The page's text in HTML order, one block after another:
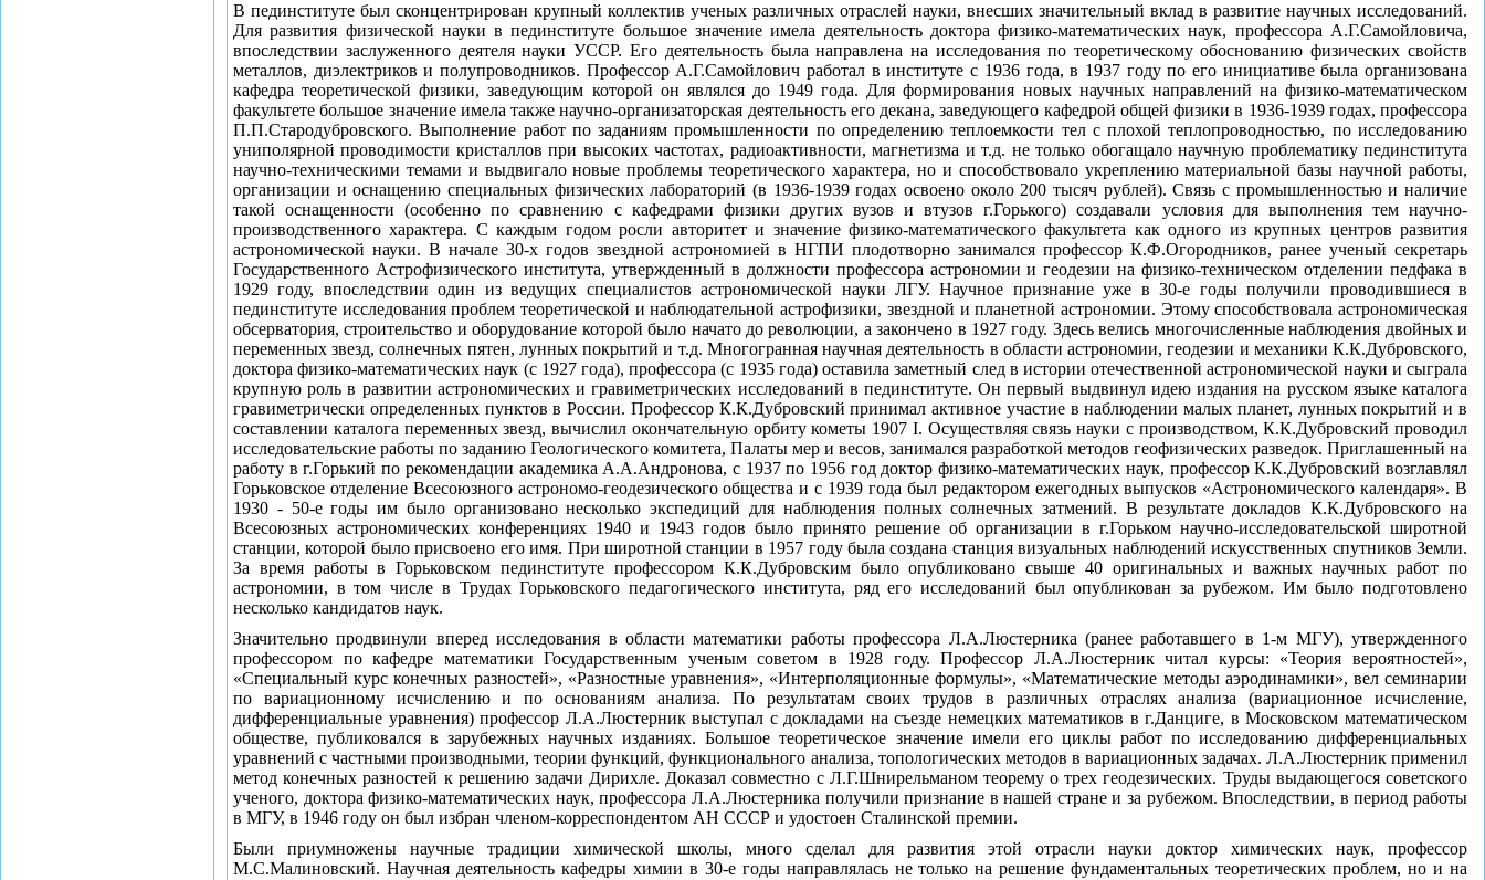
В пединституте был сконцентрирован крупный коллектив ученых различных отраслей науки, внесших значительный вклад в развитие научных исследований.
Для развития физической науки в пединституте большое значение имела деятельность доктора физико-математических наук, профессора А.Г.Самойловича,
впоследствии заслуженного деятеля науки УССР. Его деятельность была направлена на исследования по теоретическому обоснованию физических свойств
металлов, диэлектриков и полупроводников. Профессор А.Г.Самойлович работал в институте с 1936 года, в 1937 году по его инициативе была организована
кафедра теоретической физики, заведующим которой он являлся до 1949 года. Для формирования новых научных направлений на физико-математическом
факультете большое значение имела также научно-организаторская деятельность его декана, заведующего кафедрой общей физики в 1936-1939 годах, профессора
П.П.Стародубровского. Выполнение работ по заданиям промышленности по определению теплоемкости тел с плохой теплопроводностью, по исследованию
униполярной проводимости кристаллов при высоких частотах, радиоактивности, магнетизма и т.д. не только обогащало научную проблематику пединститута
научно-техническими темами и выдвигало новые проблемы теоретического характера, но и способствовало укреплению материальной базы научной работы,
организации и оснащению специальных физических лабораторий (в 1936-1939 годах освоено около 200 тысяч рублей). Связь с промышленностью и наличие
такой оснащенности (особенно по сравнению с кафедрами физики других вузов и втузов г.Горького) создавали условия для выполнения тем научно-
производственного характера. С каждым годом росли авторитет и значение физико-математического факультета как одного из крупных центров развития
астрономической науки. В начале 30-х годов звездной астрономией в НГПИ плодотворно занимался профессор К.Ф.Огородников, ранее ученый секретарь
Государственного Астрофизического института, утвержденный в должности профессора астрономии и геодезии на физико-техническом отделении педфака в
1929 году, впоследствии один из ведущих специалистов астрономической науки ЛГУ. Научное признание уже в 30-е годы получили проводившиеся в
пединституте исследования проблем теоретической и наблюдательной астрофизики, звездной и планетной астрономии. Этому способствовала астрономическая
обсерватория, строительство и оборудование которой было начато до революции, а закончено в 1927 году. Здесь велись многочисленные наблюдения двойных и
переменных звезд, солнечных пятен, лунных покрытий и т.д. Многогранная научная деятельность в области астрономии, геодезии и механики К.К.Дубровского,
доктора физико-математических наук (с 1927 года), профессора (с 1935 года) оставила заметный след в истории отечественной астрономической науки и сыграла
крупную роль в развитии астрономических и гравиметрических исследований в пединституте. Он первый выдвинул идею издания на русском языке каталога
гравиметрически определенных пунктов в России. Профессор К.К.Дубровский принимал активное участие в наблюдении малых планет, лунных покрытий и в
составлении каталога переменных звезд, вычислил окончательную орбиту кометы 1907 I. Осуществляя связь науки с производством, К.К.Дубровский проводил
исследовательские работы по заданию Геологического комитета, Палаты мер и весов, занимался разработкой методов геофизических разведок. Приглашенный на
работу в г.Горький по рекомендации академика А.А.Андронова, с 1937 по 1956 год доктор физико-математических наук, профессор К.К.Дубровский возглавлял
Горьковское отделение Всесоюзного астрономо-геодезического общества и с 1939 года был редактором ежегодных выпусков «Астрономического календаря». В
1930 - 50-е годы им было организовано несколько экспедиций для наблюдения полных солнечных затмений. В результате докладов К.К.Дубровского на
Всесоюзных астрономических конференциях 1940 и 1943 годов было принято решение об организации в г.Горьком научно-исследовательской широтной
станции, которой было присвоено его имя. При широтной станции в 1957 году была создана станция визуальных наблюдений искусственных спутников Земли.
За время работы в Горьковском пединституте профессором К.К.Дубровским было опубликовано свыше 40 оригинальных и важных научных работ по
астрономии, в том числе в Трудах Горьковского педагогического института, ряд его исследований был опубликован за рубежом. Им было подготовлено
несколько кандидатов наук.
Значительно продвинули вперед исследования в области математики работы профессора Л.А.Люстерника (ранее работавшего в 1-м МГУ), утвержденного
профессором по кафедре математики Государственным ученым советом в 1928 году. Профессор Л.А.Люстерник читал курсы: «Теория вероятностей»,
«Специальный курс конечных разностей», «Разностные уравнения», «Интерполяционные формулы», «Математические методы аэродинамики», вел семинарии
по вариационному исчислению и по основаниям анализа. По результатам своих трудов в различных отраслях анализа (вариационное исчисление,
дифференциальные уравнения) профессор Л.А.Люстерник выступал с докладами на съезде немецких математиков в г.Данциге, в Московском математическом
обществе, публиковался в зарубежных научных изданиях. Большое теоретическое значение имели его циклы работ по исследованию дифференциальных
уравнений с частными производными, теории функций, функционального анализа, топологических методов в вариационных задачах. Л.А.Люстерник применил
метод конечных разностей к решению задачи Дирихле. Доказал совместно с Л.Г.Шнирельманом теорему о трех геодезических. Труды выдающегося советского
ученого, доктора физико-математических наук, профессора Л.А.Люстерника получили признание в нашей стране и за рубежом. Впоследствии, в период работы
в МГУ, в 1946 году он был избран членом-корреспондентом АН СССР и удостоен Сталинской премии.
Были приумножены научные традиции химической школы, много сделал для развития этой отрасли науки доктор химических наук, профессор
М.С.Малиновский. Научная деятельность кафедры химии в 30-е годы направлялась не только на решение фундаментальных теоретических проблем, но и на